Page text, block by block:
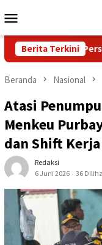
ke
Mobile
Berita Terkini
Persija STY
Beranda Nasional
Atasi
Menkeu
dan Shift Kerja
Redaksi
6 Juni 2026
36